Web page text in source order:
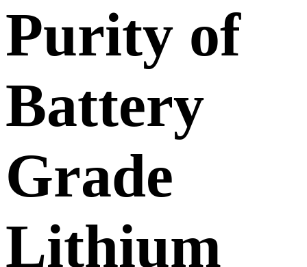
Purity of
Battery
Grade
Lithium